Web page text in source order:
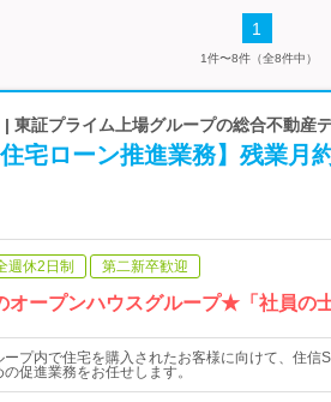
1
1件〜8件（全8件中）
東証プライム上場グループの総合不動産
宅ローン推進業務】残業月
週休2日制 第二新卒歓迎
オープンハウスグループ★「社員
ープ内で住宅を購入されたお客様に向けて、住信
促進業務をお任せします。